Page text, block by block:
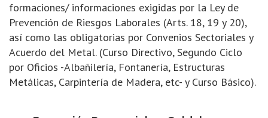
formaciones/ informaciones exigidas por la Ley de
Prevención de Riesgos Laborales (Arts. 18, 19 y 20),
así como las obligatorias por Convenios Sectoriales y
Acuerdo del Metal. (Curso Directivo, Segundo Ciclo
por Oficios -Albañilería, Fontanería, Estructuras
Metálicas, Carpintería de Madera, etc- y Curso Básico).